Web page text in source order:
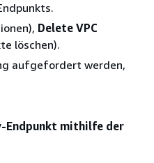
Delete VPC
löschen).
aufgefordert werden,
Endpunkt mithilfe der